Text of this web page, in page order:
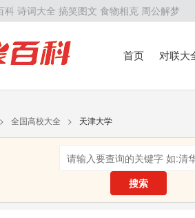
科 诗词大全 搞笑图文 食物相克 周公解梦
首页
对联大
> 全国高校大全 > 天津大学
搜索